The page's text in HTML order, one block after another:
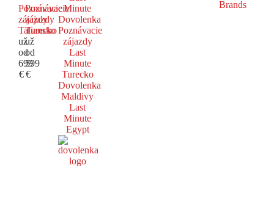
Poznávacie
zájazdy
Taliansko
už
od
699
€
Poznávacie
zájazdy
Turecko
už
od
599
€
Minute
Dovolenka
Poznávacie
zájazdy
Last
Minute
Turecko
Dovolenka
Maldivy
Last
Minute
Egypt